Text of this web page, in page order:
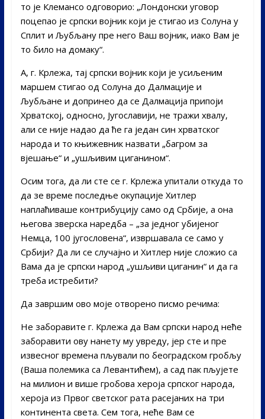
то је Клемансо одговорио: „Лондонски уговор
поцепао је српски војник који је стигао из Солуна у
Сплит и Љубљану пре него Ваш војник, иако Вам је
то било на домаку“.
А, г. Крлежа, тај српски војник који је усиљеним
маршем стигао од Солуна до Далмације и
Љубљане и допринео да се Далмација припоји
Хрватској, односно, Југославији, не тражи хвалу,
али се није надао да ће га један син хрватског
народа и то књижевник назвати „багром за
вјешање“ и „ушљивим циганином“.
Осим тога, да ли сте се г. Крлежа упитали откуда то
да зе време последње окупације Хитлер
наплаћиваше контрибуцију само од Србије, а она
његова зверска наредба – „за једног убијеног
Немца, 100 југословена“, извршавала се само у
Србији? Да ли се случајно и Хитлер није сложио са
Вама да је српски народ „ушљиви циганин“ и да га
треба истребити?
Да завршим ово моје отворено писмо речима:
Не заборавите г. Крлежа да Вам српски народ неће
заборавити ову нанету му увреду, јер сте и пре
извесног времена пљували по београдском гробљу
(Ваша полемика са Левантићем), а сад пак пљујете
на милион и више гробова хероја српског народа,
хероја из Првог светског рата расејаних на три
континента света. Сем тога, неће Вам се